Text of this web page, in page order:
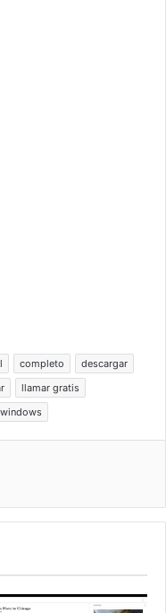
completo
descargar
llamar gratis
windows